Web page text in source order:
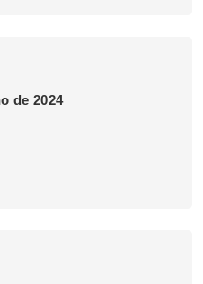
de 2024